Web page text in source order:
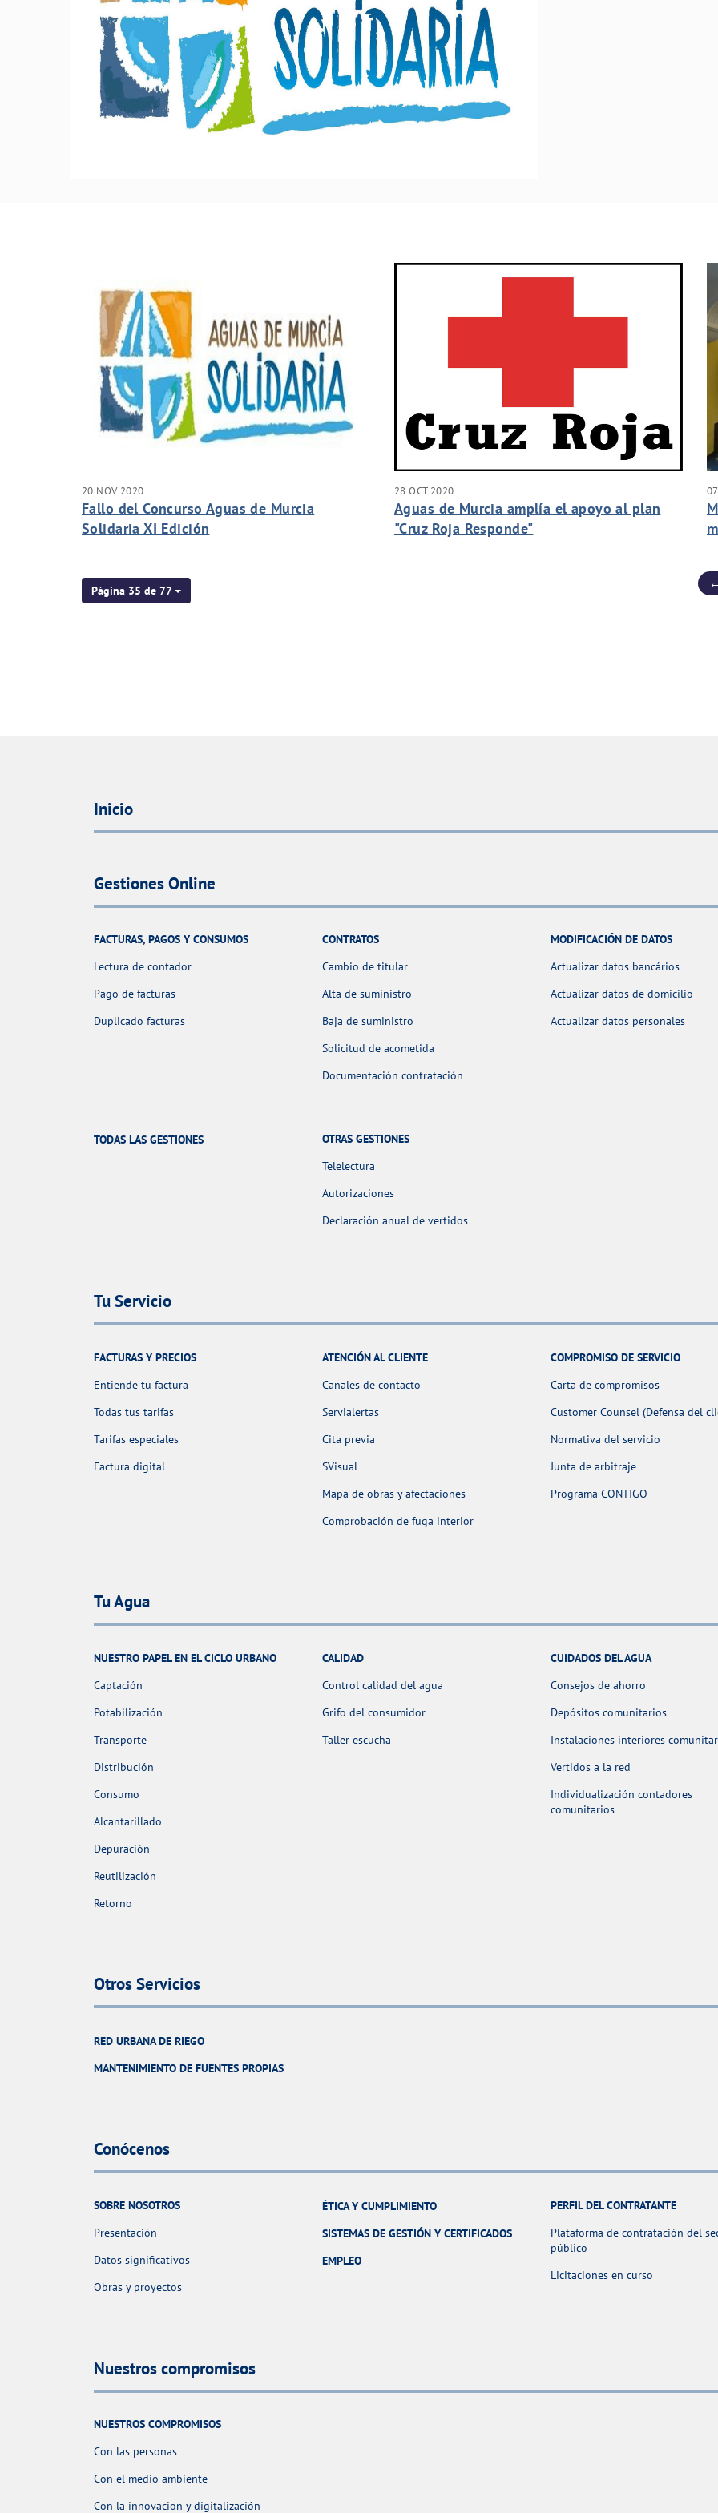
20 NOV 2020
Fallo del Concurso Aguas de Murcia
Solidaria XI Edición
28 OCT 2020
Aguas de Murcia amplía el apoyo al plan
"Cruz Roja Responde"
Página 35 de 77
Inicio
Gestiones Online
FACTURAS, PAGOS Y CONSUMOS
Lectura de contador
Pago de facturas
Duplicado facturas
CONTRATOS
Cambio de titular
Alta de suministro
Baja de suministro
Solicitud de acometida
Documentación contratación
MODIFICACIÓN DE DATOS
Actualizar datos bancários
Actualizar datos de domicilio
Actualizar datos personales
TODAS LAS GESTIONES
OTRAS GESTIONES
Telelectura
Autorizaciones
Declaración anual de vertidos
Tu Servicio
FACTURAS Y PRECIOS
Entiende tu factura
Todas tus tarifas
Tarifas especiales
Factura digital
ATENCIÓN AL CLIENTE
Canales de contacto
Servialertas
Cita previa
SVisual
Mapa de obras y afectaciones
Comprobación de fuga interior
COMPROMISO DE SERVICIO
Carta de compromisos
Customer Counsel (Defensa del
Normativa del servicio
Junta de arbitraje
Programa CONTIGO
Tu Agua
NUESTRO PAPEL EN EL CICLO URBANO
Captación
Potabilización
Transporte
Distribución
Consumo
Alcantarillado
Depuración
Reutilización
Retorno
CALIDAD
Control calidad del agua
Grifo del consumidor
Taller escucha
CUIDADOS DEL AGUA
Consejos de ahorro
Depósitos comunitarios
Instalaciones interiores
Vertidos a la red
Individualización contadores
comunitarios
Otros Servicios
RED URBANA DE RIEGO
MANTENIMIENTO DE FUENTES PROPIAS
Conócenos
SOBRE NOSOTROS
Presentación
Datos significativos
Obras y proyectos
ÉTICA Y CUMPLIMIENTO
SISTEMAS DE GESTIÓN Y CERTIFICADOS
EMPLEO
PERFIL DEL CONTRATANTE
Plataforma de contratación del
público
Licitaciones en curso
Nuestros compromisos
NUESTROS COMPROMISOS
Con las personas
Con el medio ambiente
Con la innovacion y digitalización